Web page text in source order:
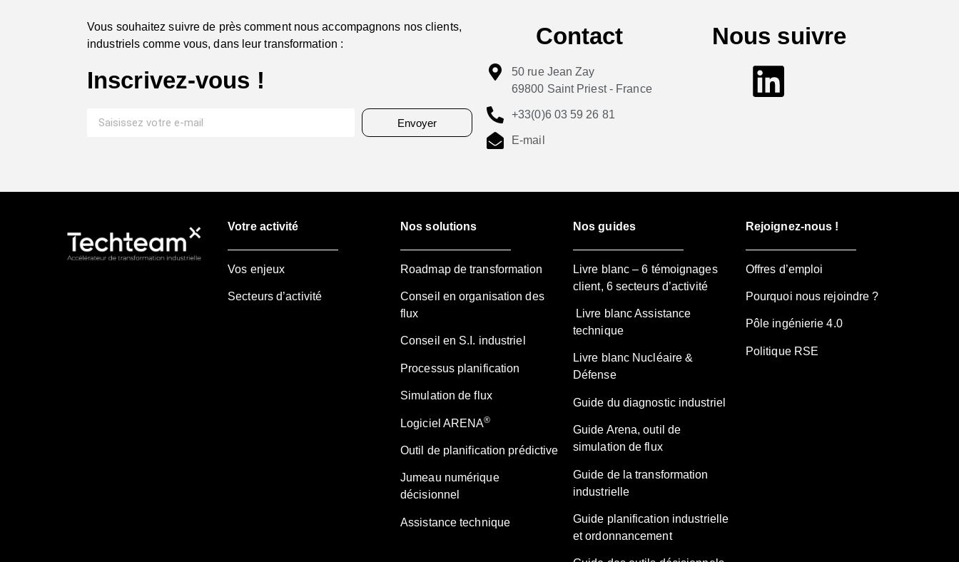
Vous souhaitez suivre de près comment nous accompagnons nos clients,
industriels comme vous, dans leur transformation :
Inscrivez-vous !
Envoyer
Contact
50 rue Jean Zay
69800 Saint Priest - France
+33(0)6 03 59 26 81
E-mail
Nous suivre
Votre activité
Vos enjeux
Secteurs d’activité
Nos solutions
Roadmap de transformation
Conseil en organisation des
flux
Conseil en S.I. industriel
Processus planification
Simulation de flux
Logiciel ARENA®
Outil de planification prédictive
Jumeau numérique
décisionnel
Assistance technique
Nos guides
Livre blanc – 6 témoignages
client, 6 secteurs d’activité
Livre blanc Assistance
technique
Livre blanc Nucléaire &
Défense
Guide du diagnostic industriel
Guide Arena, outil de
simulation de flux
Guide de la transformation
industrielle
Guide planification industrielle
et ordonnancement
Rejoignez-nous !
Offres d’emploi
Pourquoi nous rejoindre ?
Pôle ingénierie 4.0
Politique RSE